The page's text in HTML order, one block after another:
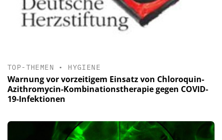
TOP-THEMEN • HYGIENE
Warnung vor vorzeitigem Einsatz von Chloroquin-
Azithromycin-Kombinationstherapie gegen COVID-
19-Infektionen